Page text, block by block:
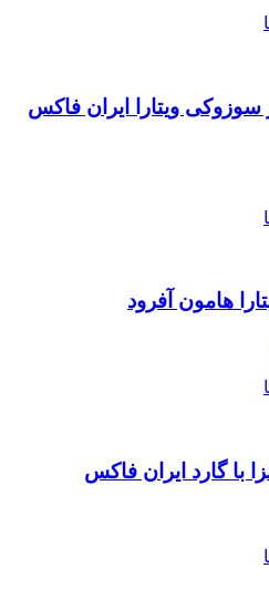
ویتارا ایران فاکس
هامون آفرود
با گارد ایران فاکس